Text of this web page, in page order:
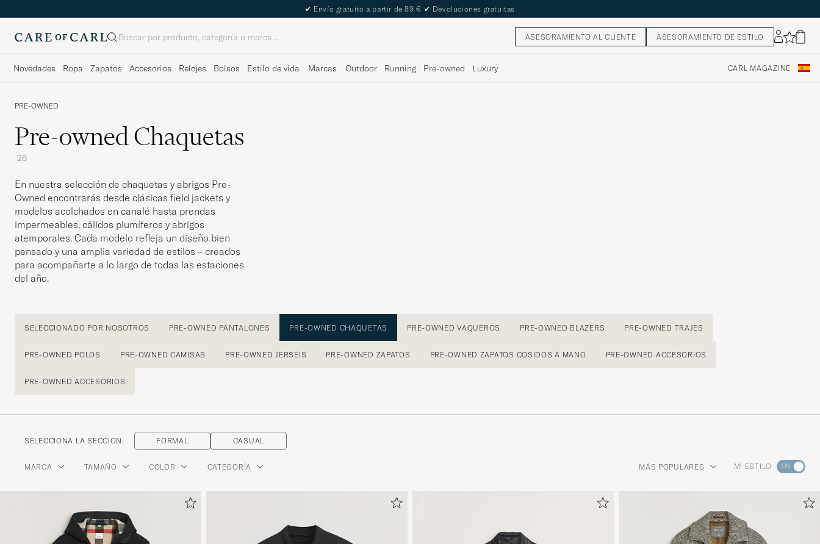
The Care of Carl Passport
Buscar ASESORAMIENTO AL CLIENTE ASESORAMIENTO DE ESTILO
Novedades Ropa Zapatos Accesorios Relojes Bolsos Estilo de vida Marcas Outdoor Running Pre-owned Luxury CARL MAGAZINE
PRE-OWNED
Pre-owned Chaquetas
26
En nuestra selección de chaquetas y abrigos Pre-
Owned encontrarás desde clásicas field jackets y
modelos acolchados en canalé hasta prendas
impermeables, cálidos plumíferos y abrigos
atemporales. Cada modelo refleja un diseño bien
pensado y una amplia variedad de estilos – creados
para acompañarte a lo largo de todas las estaciones
del año.
SELECCIONADO POR NOSOTROS PRE-OWNED PANTALONES PRE-OWNED CHAQUETAS PRE-OWNED VAQUEROS PRE-OWNED BLAZERS PRE-OWNED TRAJES
PRE-OWNED POLOS PRE-OWNED CAMISAS PRE-OWNED JERSÉIS PRE-OWNED ZAPATOS PRE-OWNED ZAPATOS COSIDOS A MANO PRE-OWNED ACCESORIOS
PRE-OWNED ACCESORIOS
SELECCIONA LA SECCIÓN: FORMAL CASUAL
MARCA TAMAÑO COLOR CATEGORÍA MÁS POPULARES MI ESTILO Ve